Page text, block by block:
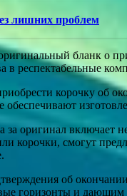
лишних проблем
бланк о
в респектабельные
корочку об
оригинал включает
корочки, смогут
об
горизонты и дающим